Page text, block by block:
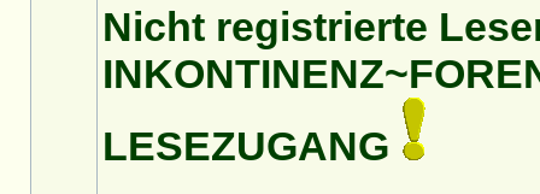
Nicht registrierte
LESEZUGANG